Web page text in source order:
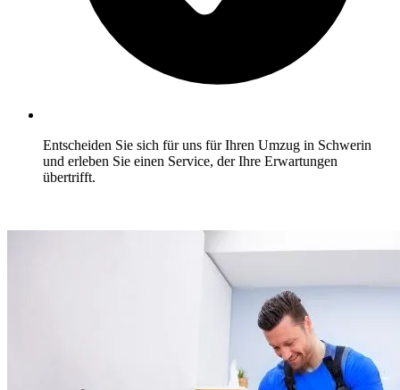
Entscheiden Sie sich für uns für Ihren Umzug in Schwerin
und erleben Sie einen Service, der Ihre Erwartungen
übertrifft.